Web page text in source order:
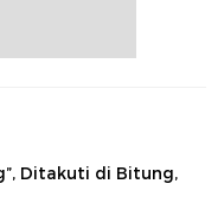
Ditakuti di Bitung,